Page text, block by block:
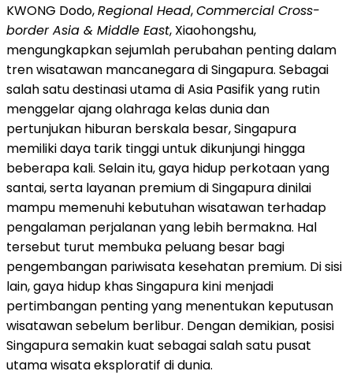
KWONG Dodo,Regional Head,Commercial Cross-
border Asia & Middle East, Xiaohongshu,
mengungkapkan sejumlah perubahan penting dalam
tren wisatawan mancanegara di Singapura. Sebagai
salah satu destinasi utama di Asia Pasifik yang rutin
menggelar ajang olahraga kelas dunia dan
pertunjukan hiburan berskala besar, Singapura
memiliki daya tarik tinggi untuk dikunjungi hingga
beberapa kali. Selain itu, gaya hidup perkotaan yang
santai, serta layanan premium di Singapura dinilai
mampu memenuhi kebutuhan wisatawan terhadap
pengalaman perjalanan yang lebih bermakna. Hal
tersebut turut membuka peluang besar bagi
pengembangan pariwisata kesehatan premium. Di sisi
lain, gaya hidup khas Singapura kini menjadi
pertimbangan penting yang menentukan keputusan
wisatawan sebelum berlibur. Dengan demikian, posisi
Singapura semakin kuat sebagai salah satu pusat
utama wisata eksploratif di dunia.